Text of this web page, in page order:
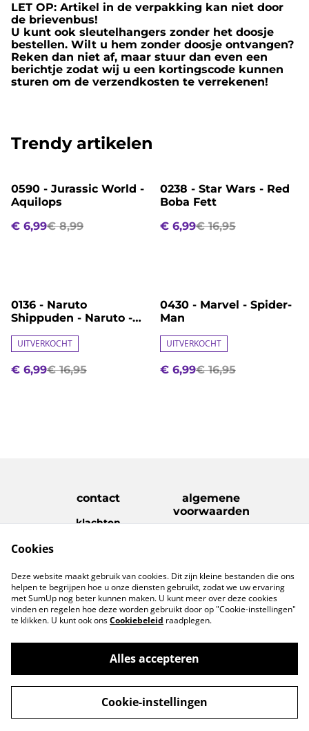
LET OP: Artikel in de verpakking kan niet door
de brievenbus!
U kunt ook sleutelhangers zonder het doosje
bestellen. Wilt u hem zonder doosje ontvangen?
Reken dan niet af, maar stuur dan even een
berichtje zodat wij u een kortingscode kunnen
sturen om de verzendkosten te verrekenen!
Trendy artikelen
%
0590 - Jurassic World -
Aquilops
€ 6,99€ 8,99
%
0238 - Star Wars - Red
Boba Fett
€ 6,99€ 16,95
%
0136 - Naruto
Shippuden - Naruto -
UITVERKOCHT
€ 6,99€ 16,95
%
0430 - Marvel - Spider-
Man
UITVERKOCHT
€ 6,99€ 16,95
contact
klachten
algemene
voorwaarden
verzenden &
retouren
©2026www.geefietsleuks.com
powered by
Cookies
Deze website maakt gebruik van cookies. Dit zijn kleine bestanden die ons
helpen te begrijpen hoe u onze diensten gebruikt, zodat we uw ervaring
met SumUp nog beter kunnen maken. U kunt meer over deze cookies
vinden en regelen hoe deze worden gebruikt door op "Cookie-instellingen"
te klikken. U kunt ook onsCookiebeleid raadplegen.
Alles accepteren
Cookie-instellingen